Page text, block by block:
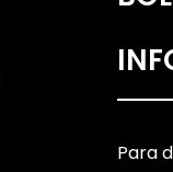
Para